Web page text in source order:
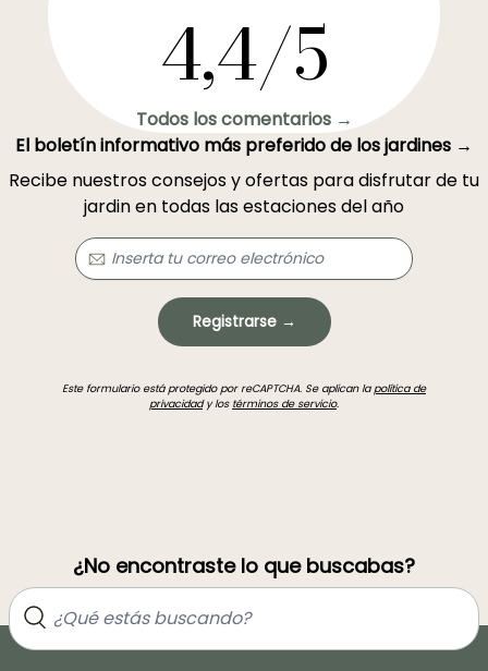
4,4/5
Todos los comentarios →
El boletín informativo más preferido de los jardines →
Recibe nuestros consejos y ofertas para disfrutar de tu
jardin en todas las estaciones del año
Registrarse →
Este formulario está protegido por reCAPTCHA. Se aplican lapolítica de
privacidady los términos de servicio.
¿No encontraste lo que buscabas?